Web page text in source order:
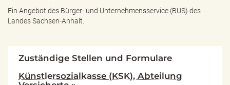
Ein Angebot des Bürger- und Unternehmensservice (BUS) des
Landes Sachsen-Anhalt.
Zuständige Stellen und Formulare
Künstlersozialkasse (KSK), Abteilung